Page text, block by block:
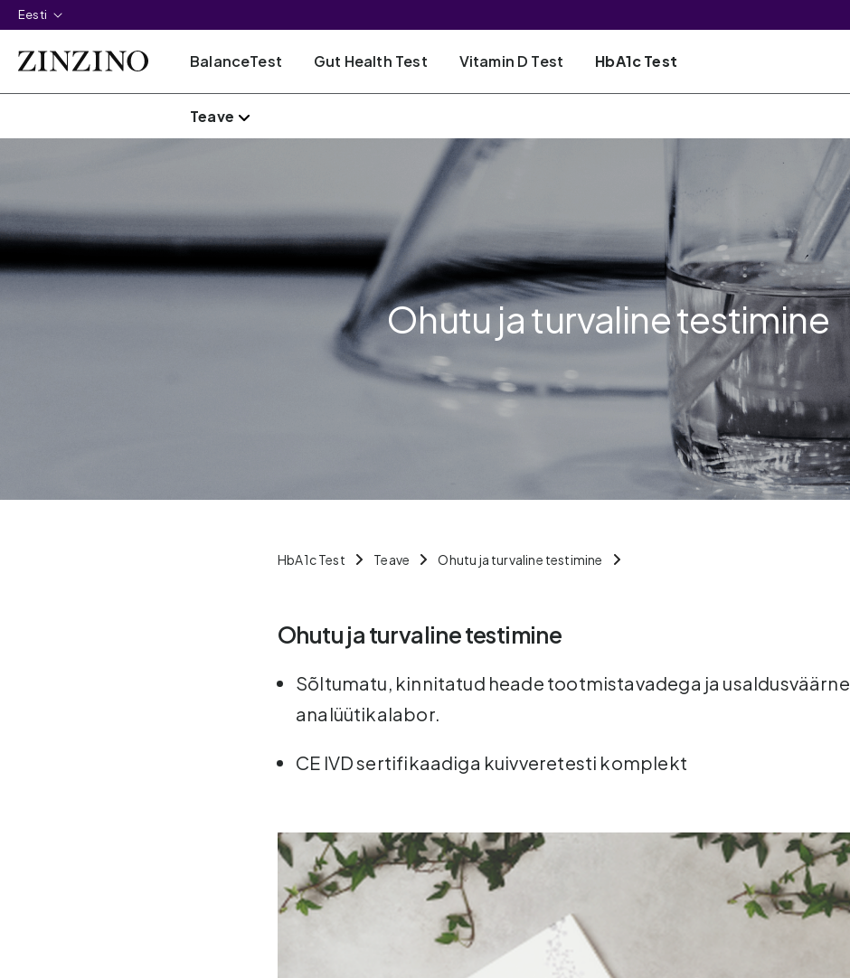
Eesti
BalanceTest Gut Health Test Vitamin D Test HbA1c Test
Teave
Ohutu ja turvaline testimine
HbA1c Test Teave Ohutu ja turvaline testimine
Ohutu ja turvaline testimine
Sõltumatu, kinnitatud heade tootmistavadega ja usaldusväärne
analüütikalabor.
CE IVD sertifikaadiga kuivveretesti komplekt